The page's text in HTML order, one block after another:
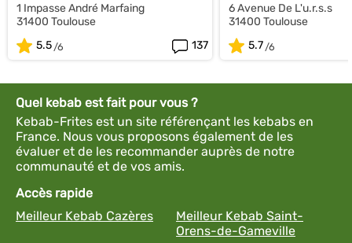
1 Impasse André Marfaing
31400 Toulouse
5.5
137
6 Avenue De L'u.r.s.s
31400 Toulouse
5.7
Quel kebab est fait pour vous ?
Kebab-Frites est un site référençant les kebabs en
France. Nous vous proposons également de les
évaluer et de les recommander auprès de notre
communauté et de vos amis.
Accès rapide
Meilleur Kebab Cazères
Meilleur Kebab Saint-
Orens-de-Gameville